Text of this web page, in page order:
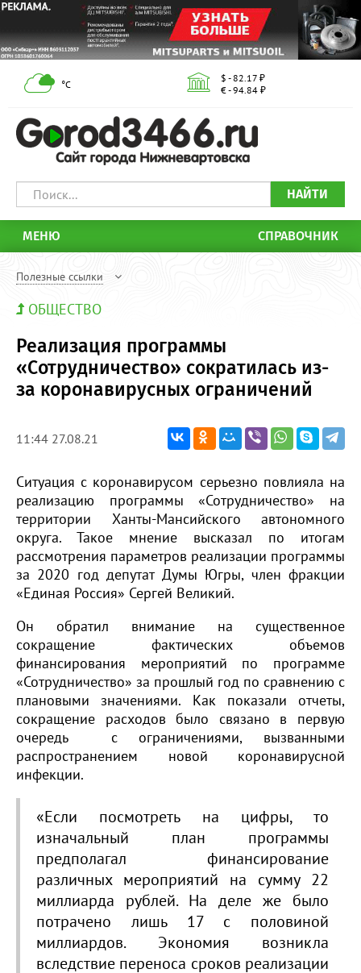
°С
$ - 82.17 ₽
€ - 94.84 ₽
НАЙТИ
МЕНЮ СПРАВОЧНИК
Полезные ссылки
ОБЩЕСТВО
Реализация программы
«Сотрудничество» сократилась из-
за коронавирусных ограничений
11:44 27.08.21
Ситуация с коронавирусом серьезно повлияла на
реализацию программы «Сотрудничество» на
территории Ханты-Мансийского автономного
округа. Такое мнение высказал по итогам
рассмотрения параметров реализации программы
за 2020 год депутат Думы Югры, член фракции
«Единая Россия» Сергей Великий.
Он обратил внимание на существенное
сокращение фактических объемов
финансирования мероприятий по программе
«Сотрудничество» за прошлый год по сравнению с
плановыми значениями. Как показали отчеты,
сокращение расходов было связано в первую
очередь с ограничениями, вызванными
распространением новой коронавирусной
инфекции.
«Если посмотреть на цифры, то
изначальный план программы
предполагал финансирование
различных мероприятий на сумму 22
миллиарда рублей. На деле же было
потрачено лишь 17 с половиной
миллиардов. Экономия возникла
вследствие переноса сроков реализации